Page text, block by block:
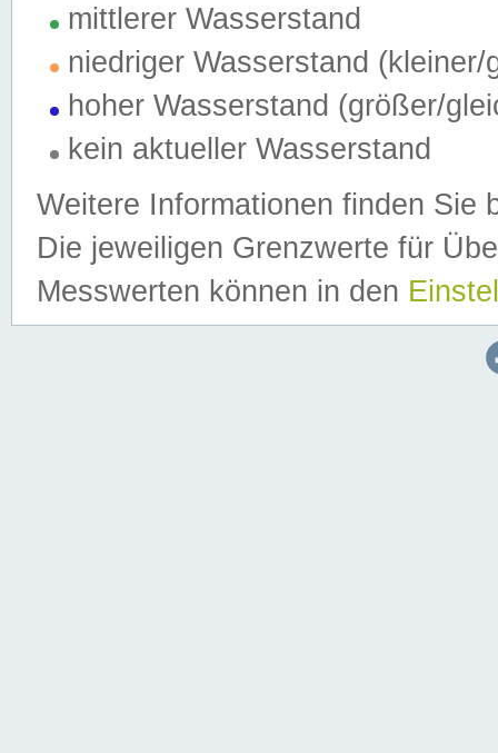
mittlerer Wasserstand
niedriger Wasserstand (kleiner/
hoher Wasserstand (größer/
kein aktueller Wasserstand
Weitere Informationen finden Sie
Die jeweiligen Grenzwerte für
Messwerten können in den